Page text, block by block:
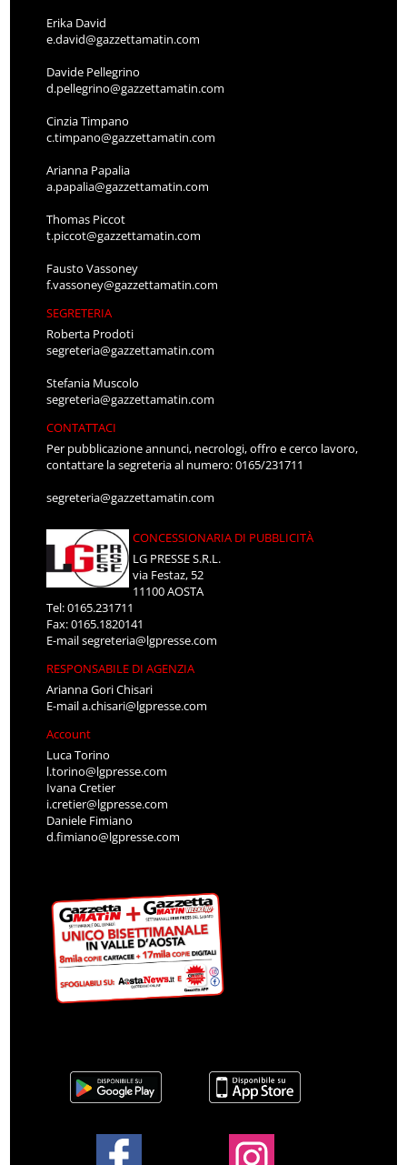
Erika David
e.david@gazzettamatin.com
Davide Pellegrino
d.pellegrino@gazzettamatin.com
Cinzia Timpano
c.timpano@gazzettamatin.com
Arianna Papalia
a.papalia@gazzettamatin.com
Thomas Piccot
t.piccot@gazzettamatin.com
Fausto Vassoney
f.vassoney@gazzettamatin.com
SEGRETERIA
Roberta Prodoti
segreteria@gazzettamatin.com
Stefania Muscolo
segreteria@gazzettamatin.com
CONTATTACI
Per pubblicazione annunci, necrologi, offro e cerco lavoro,
contattare la segreteria al numero: 0165/231711
segreteria@gazzettamatin.com
CONCESSIONARIA DI PUBBLICITÀ
LG PRESSE S.R.L.
via Festaz, 52
11100 AOSTA
Tel: 0165.231711
Fax: 0165.1820141
E-mailsegreteria@lgpresse.com
RESPONSABILE DI AGENZIA
Arianna Gori Chisari
E-maila.chisari@lgpresse.com
Account
Luca Torino
l.torino@lgpresse.com
Ivana Cretier
i.cretier@lgpresse.com
Daniele Fimiano
d.fimiano@lgpresse.com